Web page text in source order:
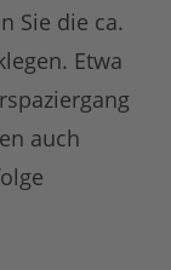
Sie die ca.
Etwa
auch